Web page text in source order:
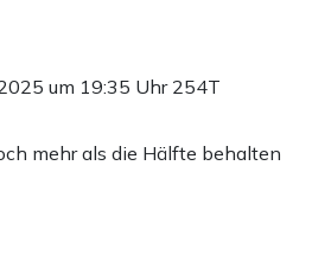
um 19:35 Uhr 254T
mehr als die Hälfte behalten